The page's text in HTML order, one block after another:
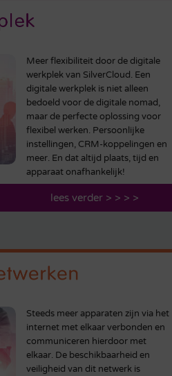
Meer flexibiliteit door de digitale
werkplek van SilverCloud. Een
digitale werkplek is niet alleen
bedoeld voor de digitale nomad,
maar de perfecte oplossing voor
flexibel werken. Persoonlijke
instellingen, CRM-koppelingen en
meer. En dat altijd plaats, tijd en
apparaat onafhankelijk!
lees verder > > > >
Steeds meer apparaten zijn via het
internet met elkaar verbonden en
communiceren hierdoor met
elkaar. De beschikbaarheid en
veiligheid van dit netwerk is